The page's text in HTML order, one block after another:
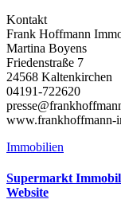
Kontakt
Frank Hoffmann
Martina Boyens
Friedenstraße 7
24568 Kaltenkirchen
04191-722620
www.frankhoffmann-
Immobilien
Supermarkt
Website